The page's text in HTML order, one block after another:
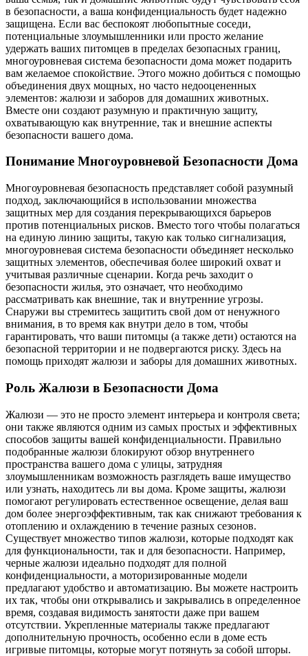
в безопасности, а ваша конфиденциальность будет надежно
защищена. Если вас беспокоят любопытные соседи,
потенциальные злоумышленники или просто желание
удержать ваших питомцев в пределах безопасных границ,
многоуровневая система безопасности дома может подарить
вам желаемое спокойствие. Этого можно добиться с помощью
объединения двух мощных, но часто недооцененных
элементов: жалюзи и заборов для домашних животных.
Вместе они создают разумную и практичную защиту,
охватывающую как внутренние, так и внешние аспекты
безопасности вашего дома.
Понимание Многоуровневой Безопасности Дома
Многоуровневая безопасность представляет собой разумный
подход, заключающийся в использовании множества
защитных мер для создания перекрывающихся барьеров
против потенциальных рисков. Вместо того чтобы полагаться
на единую линию защиты, такую как только сигнализация,
многоуровневая система безопасности объединяет несколько
защитных элементов, обеспечивая более широкий охват и
учитывая различные сценарии. Когда речь заходит о
безопасности жилья, это означает, что необходимо
рассматривать как внешние, так и внутренние угрозы.
Снаружи вы стремитесь защитить свой дом от ненужного
внимания, в то время как внутри дело в том, чтобы
гарантировать, что ваши питомцы (а также дети) остаются на
безопасной территории и не подвергаются риску. Здесь на
помощь приходят жалюзи и заборы для домашних животных.
Роль Жалюзи в Безопасности Дома
Жалюзи — это не просто элемент интерьера и контроля света;
они также являются одним из самых простых и эффективных
способов защиты вашей конфиденциальности. Правильно
подобранные жалюзи блокируют обзор внутреннего
пространства вашего дома с улицы, затрудняя
злоумышленникам возможность разглядеть ваше имущество
или узнать, находитесь ли вы дома. Кроме защиты, жалюзи
помогают регулировать естественное освещение, делая ваш
дом более энергоэффективным, так как снижают требования к
отоплению и охлаждению в течение разных сезонов.
Существует множество типов жалюзи, которые подходят как
для функциональности, так и для безопасности. Например,
черные жалюзи идеально подходят для полной
конфиденциальности, а моторизированные модели
предлагают удобство и автоматизацию. Вы можете настроить
их так, чтобы они открывались и закрывались в определенное
время, создавая видимость занятости даже при вашем
отсутствии. Укрепленные материалы также предлагают
дополнительную прочность, особенно если в доме есть
игривые питомцы, которые могут потянуть за собой шторы.